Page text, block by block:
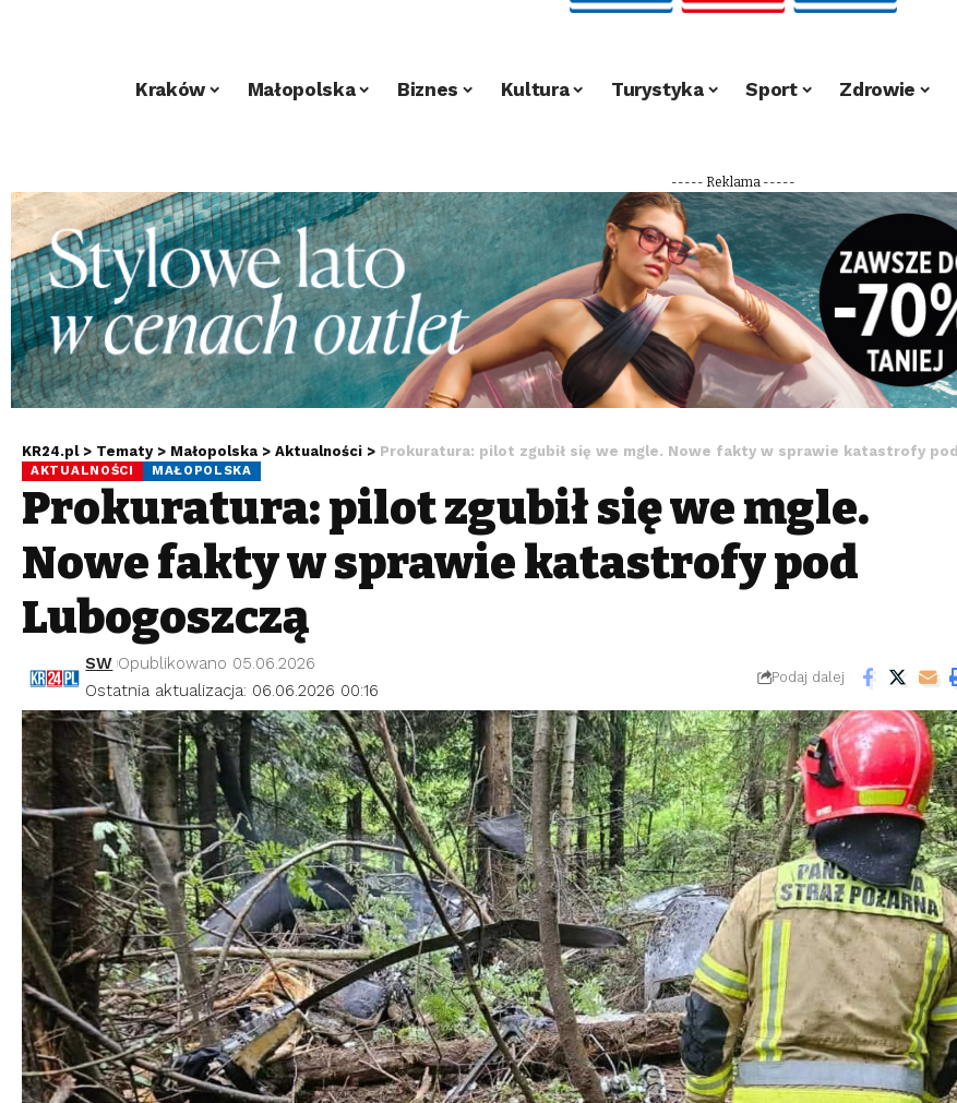
Kraków Małopolska Biznes Kultura Turystyka Sport Zdrowie
----- Reklama -----
KR24.pl> Tematy> Małopolska > Aktualności > Prokuratura: pilot zgubił się we mgle. Nowe fakty w sprawie katastrofy pod Lubogoszczą
AKTUALNOŚCI MAŁOPOLSKA
Prokuratura: pilot zgubił się we mgle.
Nowe fakty w sprawie katastrofy pod
Lubogoszczą
Ostatnia aktualizacja: 06.06.2026 00:16
SW Opublikowano 05.06.2026
Podaj dalej